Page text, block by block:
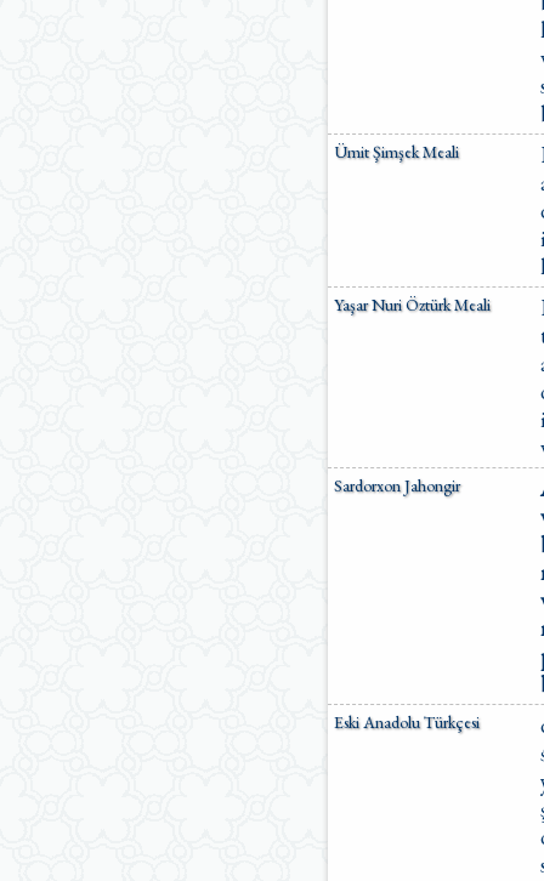
Ümit Şimşek Meali
Yaşar Nuri Öztürk Meali
Sardorxon Jahongir
Eski Anadolu Türkçesi